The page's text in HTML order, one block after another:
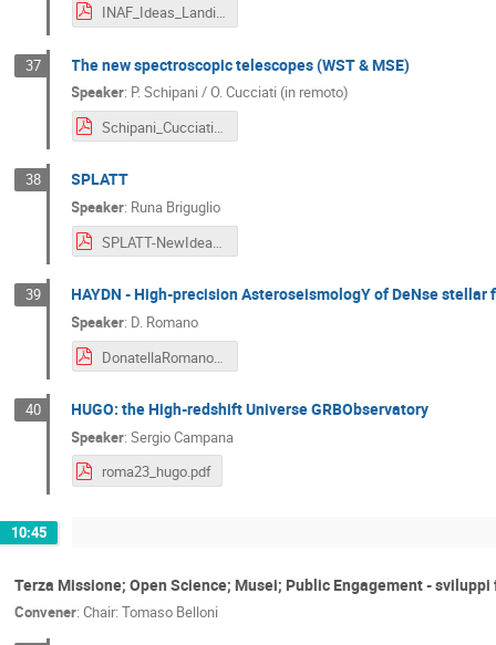
INAF_Ideas_Landini-CISS (1).pdf
37 The new spectroscopic telescopes (WST & MSE)
Speaker: P. Schipani / O. Cucciati (in remoto)
Schipani_Cucciati.pdf
38 SPLATT
Speaker: Runa Briguglio
SPLATT-NewIdeas-INAF2023.pdf
39 HAYDN - High-precision AsteroseismologY of DeNse stellar
Speaker: D. Romano
DonatellaRomano-HAYDN.pdf
40 HUGO: the High-redshift Universe GRBObservatory
Speaker:Sergio Campana
roma23_hugo.pdf
10:45
Terza Missione; Open Science; Musei; Public Engagement -
Convener: Chair: Tomaso Belloni